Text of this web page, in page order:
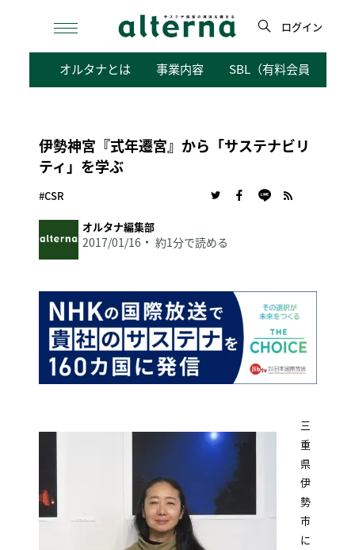
検
ログイン
オルタナとは 事業内容 SBL（有料会員向けサ
伊勢神宮『式年遷宮』から「サステナビリ
ティ」を学ぶ
#CSR
オルタナ編集部
2017/01/16 約1分で読める
三
重
県
伊
勢
市
に